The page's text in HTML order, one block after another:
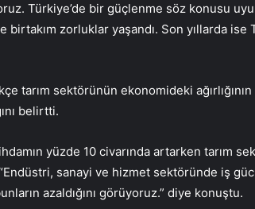
Türkiye’de bir güçlenme söz konusu
birtakım zorluklar yaşandı. Son yıllarda ise
tarım sektörünün ekonomideki
belirtti.
yüzde 10 civarında artarken tarım
“Endüstri, sanayi ve hizmet sektöründe iş
azaldığını görüyoruz.” diye konuştu.